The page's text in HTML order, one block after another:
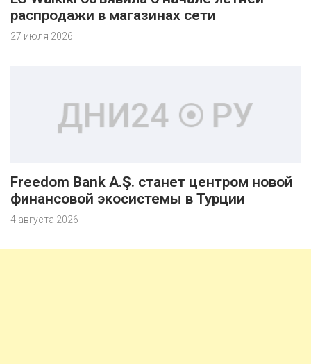
распродажи в магазинах сети
27 июля 2026
Freedom Bank A.Ş. станет центром новой
финансовой экосистемы в Турции
4 августа 2026